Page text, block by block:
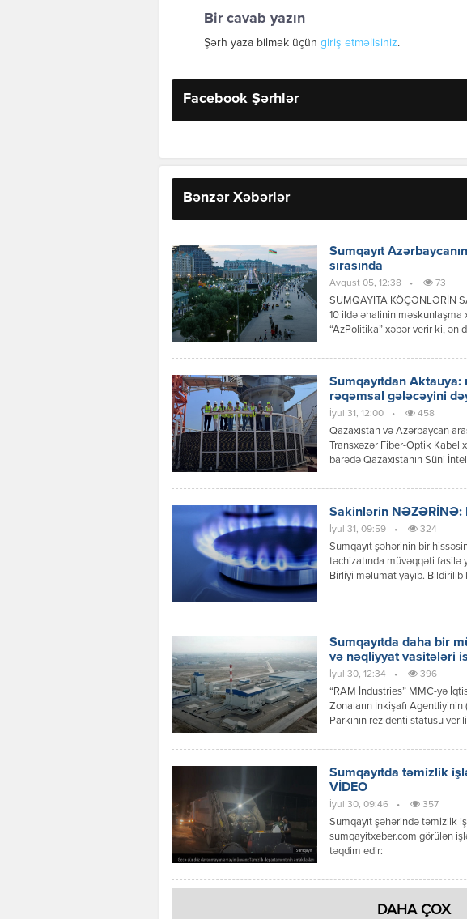
Bir cavab yazın
Şərh yaza bilmək üçün giriş etməlisiniz.
Facebook Şərhlər
Bənzər Xəbərlər
Sumqayıt
sırasında
Avqust 05, 12:38 • 73
SUMQAYITA KÖÇƏNLƏRİN
10 ildə əhalinin məskunlaşma
“AzPolitika” xəbər verir ki, ən
nümayiş etdirib. Bu artımın
paytaxtda mənzil
Sumqayıtdan
rəqəmsal gələcəyini
İyul 31, 12:00 • 458
Qazaxıstan və Azərbaycan
Transxəzər Fiber-Optik Kabel
barədə Qazaxıstanın Süni
həmçinin ümumi çəkisi 600
Sakinlərin NƏZƏRİNƏ:
İyul 31, 09:59 • 324
Sumqayıt şəhərinin bir
təchizatında müvəqqəti fasilə
Birliyi məlumat yayıb.
Sumqayıtda daha bir
və nəqliyyat vasitələri
İyul 30, 12:34 • 396
“RAM İndustries” MMC-yə
Zonaların İnkişafı
Parkının rezidenti statusu
vasitələrinin istehsalı və
Sumqayıtda təmizlik
VİDEO
İyul 30, 09:46 • 357
Sumqayıt şəhərində təmizlik
sumqayitxeber.com görülən
təqdim edir:
DAHA ÇOX